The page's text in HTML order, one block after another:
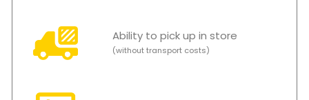
Ability to pick up in store
(without transport costs)